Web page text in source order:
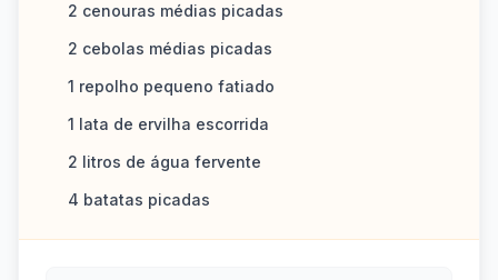
2 cenouras médias picadas
2 cebolas médias picadas
1 repolho pequeno fatiado
1 lata de ervilha escorrida
2 litros de água fervente
4 batatas picadas